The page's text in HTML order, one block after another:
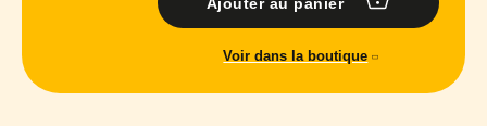
Voir dans la boutique